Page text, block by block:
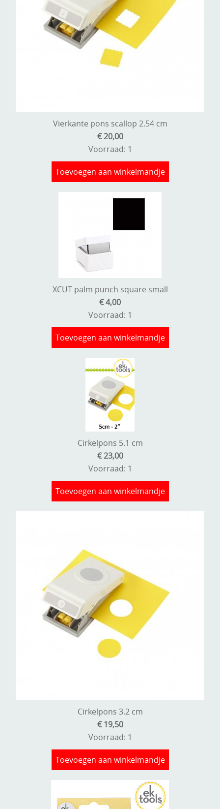
Vierkante pons scallop 2.54 cm
€ 20,00
Voorraad: 1
Toevoegen aan winkelmandje
XCUT palm punch square small
€ 4,00
Voorraad: 1
Toevoegen aan winkelmandje
Cirkelpons 5.1 cm
€ 23,00
Voorraad: 1
Toevoegen aan winkelmandje
Cirkelpons 3.2 cm
€ 19,50
Voorraad: 1
Toevoegen aan winkelmandje